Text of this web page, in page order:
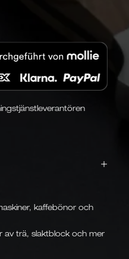
kaffebönor och
av trä, slaktblock och mer